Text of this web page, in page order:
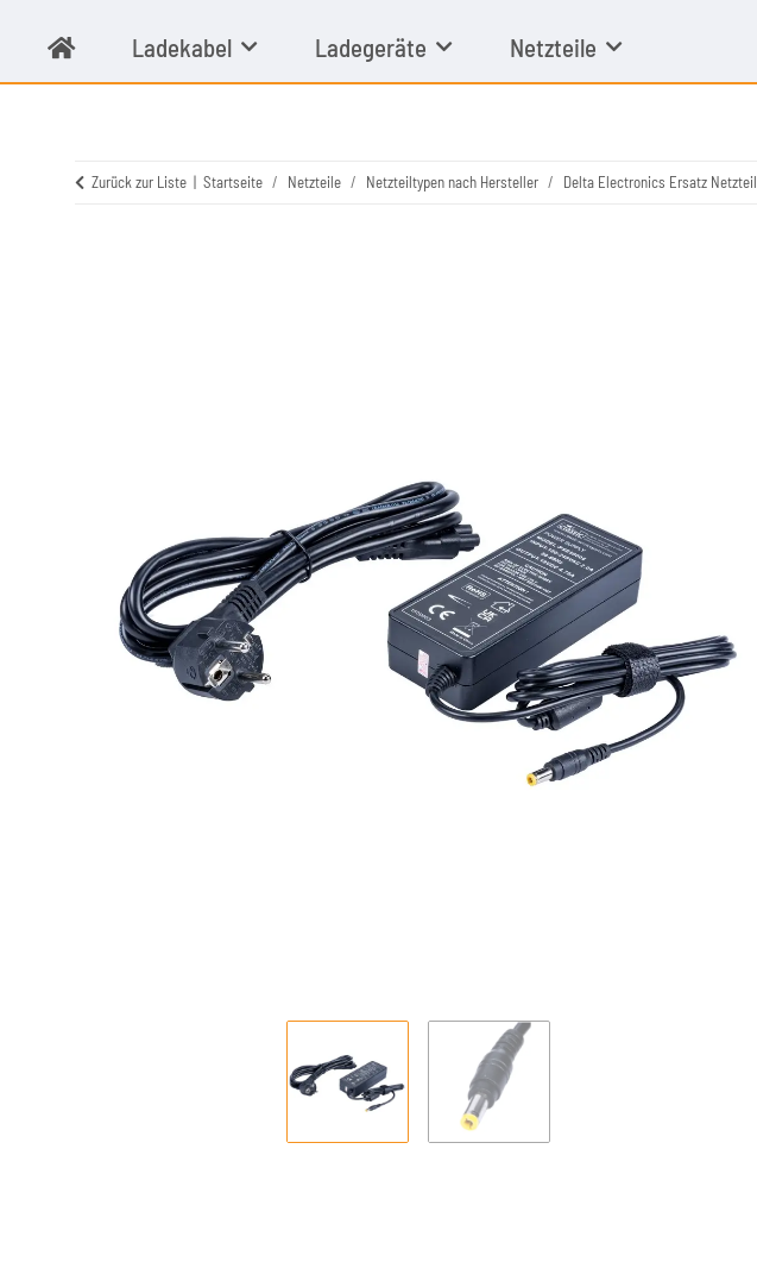
Ladekabel Ladegeräte Netzteile
Zurück zur Liste Startseite Netzteile Netzteiltypen nach Hersteller Delta Electronics Ersatz Netzteil